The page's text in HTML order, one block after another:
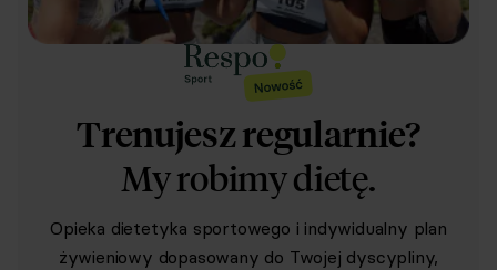
Trenujesz regularnie?
My robimy dietę.
Opieka dietetyka sportowego i indywidualny plan
żywieniowy dopasowany do Twojej dyscypliny,